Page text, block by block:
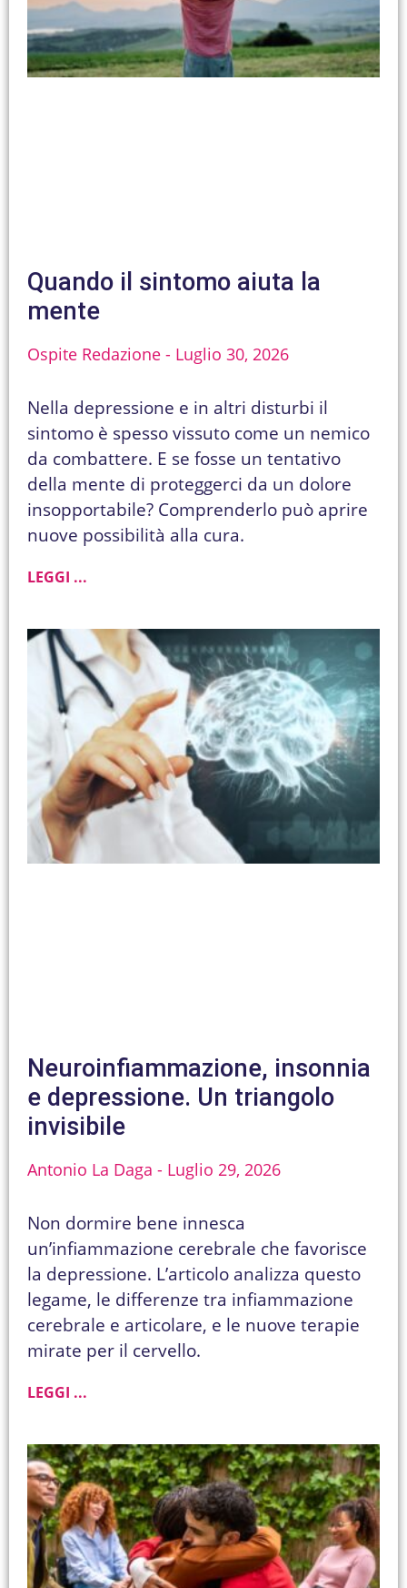
Quando il sintomo aiuta la
mente
Ospite Redazione Luglio 30, 2026
Nella depressione e in altri disturbi il
sintomo è spesso vissuto come un nemico
da combattere. E se fosse un tentativo
della mente di proteggerci da un dolore
insopportabile? Comprenderlo può aprire
nuove possibilità alla cura.
LEGGI ...
Neuroinfiammazione, insonnia
e depressione. Un triangolo
invisibile
Antonio La Daga Luglio 29, 2026
Non dormire bene innesca
un’infiammazione cerebrale che favorisce
la depressione. L’articolo analizza questo
legame, le differenze tra infiammazione
cerebrale e articolare, e le nuove terapie
mirate per il cervello.
LEGGI ...